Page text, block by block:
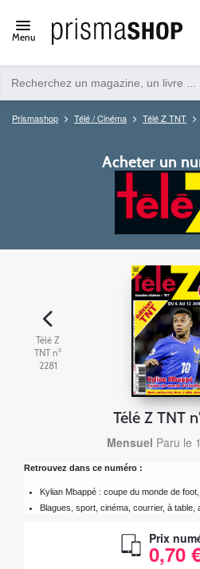
Open/close
navigation
Menu
Prismashop Télé / Cinéma Télé Z TNT
Acheter un
Télé Z
TNT n°
2281
Télé Z TNT
Mensuel Paru le
Retrouvez dans ce numéro :
Kylian Mbappé : coupe du monde de
Blagues, sport, cinéma, courrier, à table,
Prix
0,70